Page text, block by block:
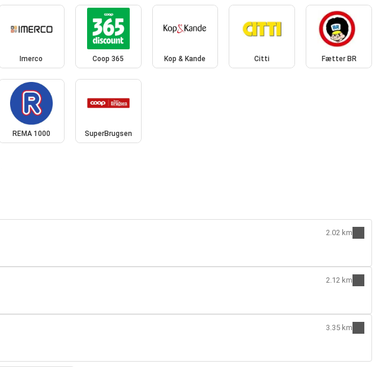
Imerco Coop 365 Kop & Kande Citti Fætter BR
REMA 1000 SuperBrugsen
2.02 km
2.12 km
3.35 km